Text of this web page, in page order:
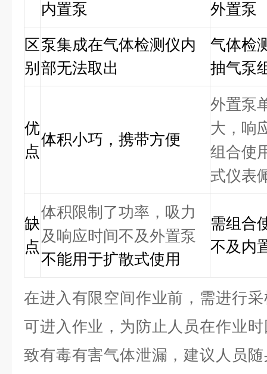
内置泵
外置泵
区
别
泵集成在气体检测仪内
部无法取出
气体检
抽气泵
优
点
体积小巧，携带方便
外置泵
大，响
组合使
式仪表
缺
点
体积限制了功率，吸力
及响应时间不及外置泵
不能用于扩散式使用
需组合
不及内
在进入有限空间作业前，需进行
可进入作业，为防止人员在作业
致有毒有害气体泄漏，建议人员